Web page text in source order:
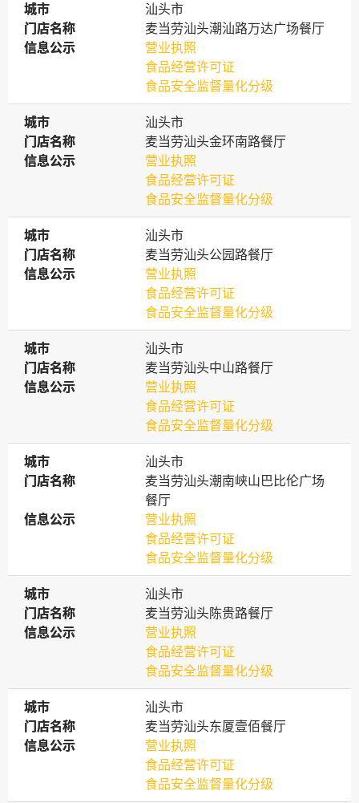
城市
城市
汕头市
门店名称
门店名称
麦当劳汕头潮汕路万达广场餐厅
信息公示
信息公示
营业执照
食品经营许可证
食品安全监督量化分级
城市
城市
汕头市
门店名称
门店名称
麦当劳汕头金环南路餐厅
信息公示
信息公示
营业执照
食品经营许可证
食品安全监督量化分级
城市
城市
汕头市
门店名称
门店名称
麦当劳汕头公园路餐厅
信息公示
信息公示
营业执照
食品经营许可证
食品安全监督量化分级
城市
城市
汕头市
门店名称
门店名称
麦当劳汕头中山路餐厅
信息公示
信息公示
营业执照
食品经营许可证
食品安全监督量化分级
城市
城市
汕头市
门店名称
门店名称
麦当劳汕头潮南峡山巴比伦广场
餐厅
信息公示
信息公示
营业执照
食品经营许可证
食品安全监督量化分级
城市
城市
汕头市
门店名称
门店名称
麦当劳汕头陈贵路餐厅
信息公示
信息公示
营业执照
食品经营许可证
食品安全监督量化分级
城市
城市
汕头市
门店名称
门店名称
麦当劳汕头东厦壹佰餐厅
信息公示
信息公示
营业执照
食品经营许可证
食品安全监督量化分级